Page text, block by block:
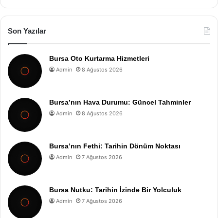
Son Yazılar
Bursa Oto Kurtarma Hizmetleri
Admin 8 Ağustos 2026
Bursa’nın Hava Durumu: Güncel Tahminler
Admin 8 Ağustos 2026
Bursa’nın Fethi: Tarihin Dönüm Noktası
Admin 7 Ağustos 2026
Bursa Nutku: Tarihin İzinde Bir Yolculuk
Admin 7 Ağustos 2026